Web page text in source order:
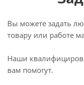
Вы можете задать
товару или работе
Наши
вам помогут.